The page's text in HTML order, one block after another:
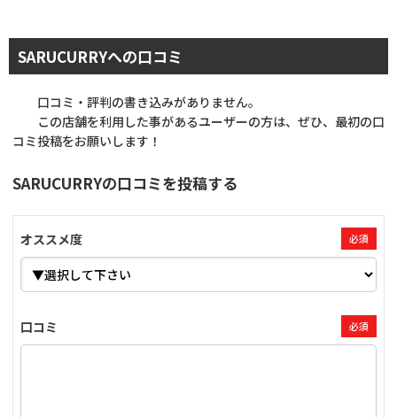
SARUCURRYへの口コミ
口コミ・評判の書き込みがありません。
この店舗を利用した事があるユーザーの方は、ぜひ、最初の口
コミ投稿をお願いします！
SARUCURRYの口コミを投稿する
オススメ度 必須
口コミ 必須